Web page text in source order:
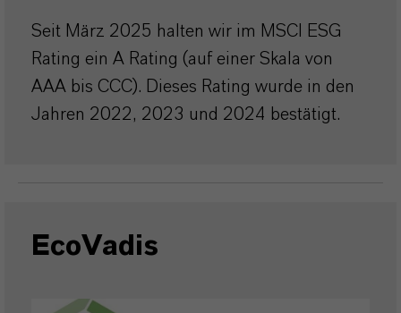
Seit März 2025 halten wir im MSCI ESG
Rating ein A Rating (auf einer Skala von
AAA bis CCC). Dieses Rating wurde in den
Jahren 2022, 2023 und 2024 bestätigt.
EcoVadis